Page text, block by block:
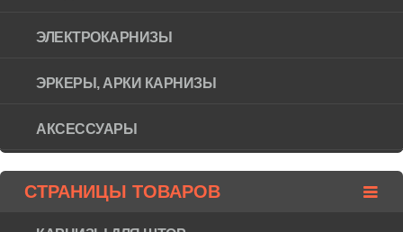
ЭЛЕКТРОКАРНИЗЫ
ЭРКЕРЫ, АРКИ КАРНИЗЫ
АКСЕССУАРЫ
СТРАНИЦЫ ТОВАРОВ